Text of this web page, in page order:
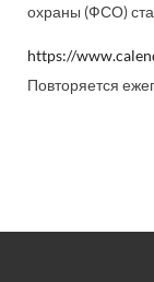
охраны (ФСО)
https://
Повторяется